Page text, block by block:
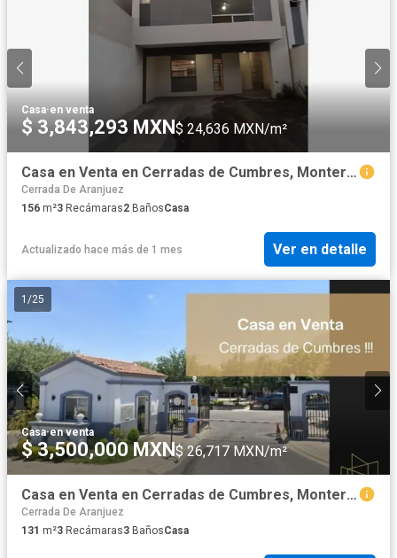
Casa·en venta
$ 3,843,293 MXN$ 24,636 MXN/m²
Casa en Venta en Cerradas de Cumbres, Monterrey, Nuevo León
Cerrada De Aranjuez
156 m²3 Recámaras2 BañosCasa
Actualizado hace más de 1 mes Ver en detalle
1 /25
Casa·en venta
$ 3,500,000 MXN$ 26,717 MXN/m²
Casa en Venta en Cerradas de Cumbres, Monterrey, Nuevo León
Cerrada De Aranjuez
131 m²3 Recámaras3 BañosCasa